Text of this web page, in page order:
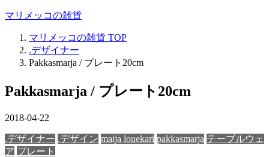
マリメッコの雑貨
マリメッコの雑貨 TOP
.デザイナー
Pakkasmarja / プレート20cm
Pakkasmarja / プレート20cm
2018-04-22
.デザイナー .デザイン maija louekari pakkasmarja テーブルウェ
ア プレート